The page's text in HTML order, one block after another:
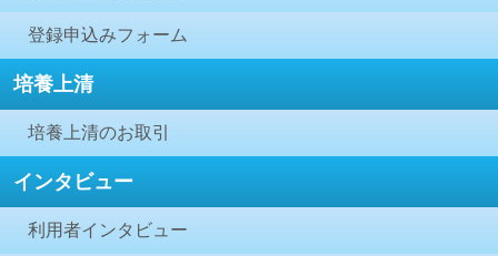
登録申込みフォーム
培養上清
培養上清のお取引
インタビュー
利用者インタビュー